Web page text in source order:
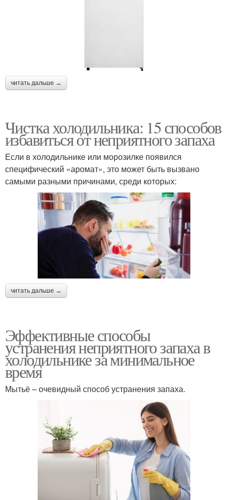
читать дальше →
Чистка холодильника: 15 способов
избавиться от неприятного запаха
Если в холодильнике или морозилке появился
специфический «аромат», это может быть вызвано
самыми разными причинами, среди которых:
читать дальше →
Эффективные способы
устранения неприятного запаха в
холодильнике за минимальное
время
Мытьё – очевидный способ устранения запаха.